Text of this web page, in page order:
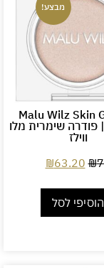
מבצע!
Malu Wilz Skin
Powder | פודרה שימרית מלו
ווילז
₪
₪63.20
הוסיפי לסל